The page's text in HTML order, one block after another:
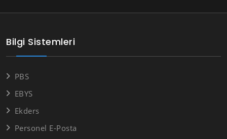
Bilgi Sistemleri
PBS
EBYS
Ekders
Personel E-Posta